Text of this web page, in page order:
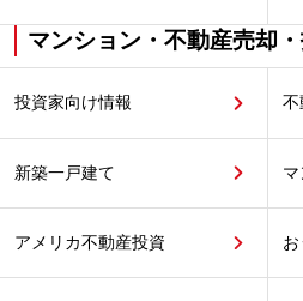
マンション・不動産売却
投資家向け情報 不
新築一戸建て
アメリカ不動産投資